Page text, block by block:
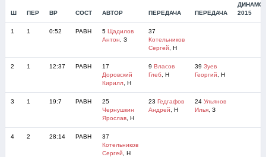
Ш ПЕР ВР СОСТ АВТОР ПЕРЕДАЧА ПЕРЕДАЧА
ДИНАМО
2015
1 1 0:52 РАВН 5 Щадилов
Антон , З
37
Котельников
Сергей , Н
2 1 12:37 РАВН
17
Доровский
Кирилл, Н
9 Власов
Глеб, Н
39 Зуев
Георгий , Н
3 1 19:7 РАВН
25
Чернушкин
Ярослав, Н
23 Гедгафов
Андрей , Н
24 Ульянов
Илья, З
4 2 28:14 РАВН
37
Котельников
Сергей , Н